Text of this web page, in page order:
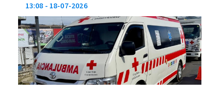
13:08 18-07-2026